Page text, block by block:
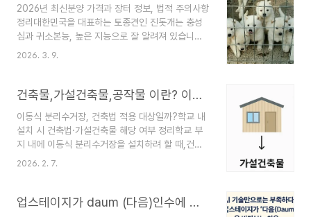
16만~17만천 원 선까지 밀려난 상태입니다. 치밀한
데이터 시뮬레이션을 통해 도출한 대응 전략과 투자
자 평단가별 생존 시나리오를 공개합니다. 2025년
3월 삼성전자의 상승을 강력한 인사이트로 분석하
2026년 최신분양 가격과 장터 정보, 법적 주의사항
정리대한민국을 대표하는 토종견인 진돗개는 충성
심과 귀소본능, 높은 지능으로 잘 알려져 있습니다.
그래서 많은 사람들이 “언젠가 진도에서 직접 진돗
가 그대로 소개되거나, 실제와 다른 가격 정보도 적
지 않습니다.이 글에서는 2026년 기준으로 실제 방
문자들이 참고할 수 있는 장터 정보, 분양 가격, 법
적 사항, 그리고 건강한 강아지 고르는 방법까지 정
리했습니다.진도개(공식 혈통 인증)는 국가지정 천
연기념물 제53호로 진도군이 원산지이며 진도군청
되는 개체로 외형은..
2026. 3. 9.
건축물,가설건축물,공작물 이란? 이동식 분리수거장 설치에 따른 검토서
이동식 분리수거장, 건축법 적용 대상일까?학교 내
설치 시 건축법·가설건축물 해당 여부 정리학교 부
지 내에 이동식 분리수거장을 설치하려 할 때,건축
신고나 가설건축물 축조신고가 필요한지 궁금해하
물·가설건축물·공작물 해당 여부와신고 필요 여부를
2026. 2. 7.
업스테이지가 daum (다음)인수에 관심을 보이는 이유